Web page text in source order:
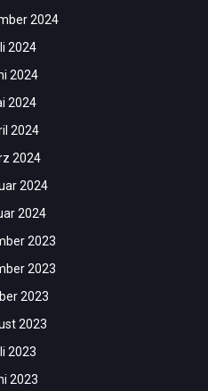
2024
2024
2024
2024
2024
2024
2024
2024
2023
2023
2023
2023
2023
2023